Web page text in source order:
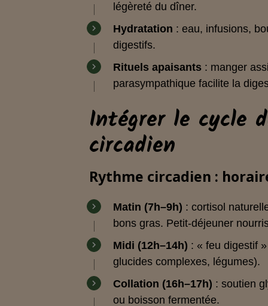
légèreté du dîner.
Hydratation : eau, infusions,
digestifs.
Rituels apaisants : manger
parasympathique facilite la
Intégrer le cycle
circadien
Rythme circadien :
Matin (7h–9h) : cortisol
bons gras. Petit-déjeuner
Midi (12h–14h) : « feu digestif
glucides complexes, légumes).
Collation (16h–17h) : soutien
ou boisson fermentée.